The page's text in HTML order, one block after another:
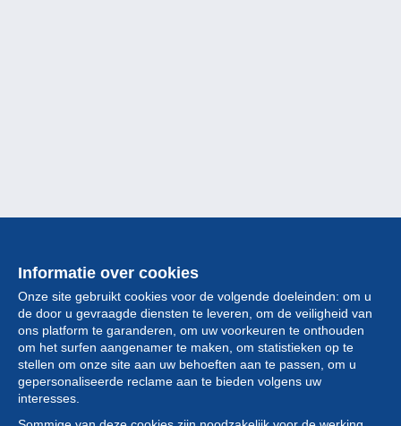
Informatie over cookies
Onze site gebruikt cookies voor de volgende doeleinden: om u
de door u gevraagde diensten te leveren, om de veiligheid van
ons platform te garanderen, om uw voorkeuren te onthouden
om het surfen aangenamer te maken, om statistieken op te
stellen om onze site aan uw behoeften aan te passen, om u
gepersonaliseerde reclame aan te bieden volgens uw
interesses.
Collectie